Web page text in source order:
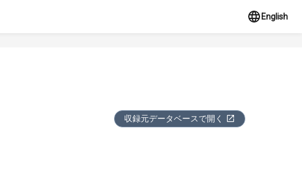
English
収録元データベースで開く